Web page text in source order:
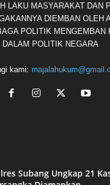
LAKU MASYARAKAT DAN
DIEMBAN OLEH
POLITIK MENGEMBAN
DALAM POLITIK NEGARA
kami:
Subang Ungkap 21